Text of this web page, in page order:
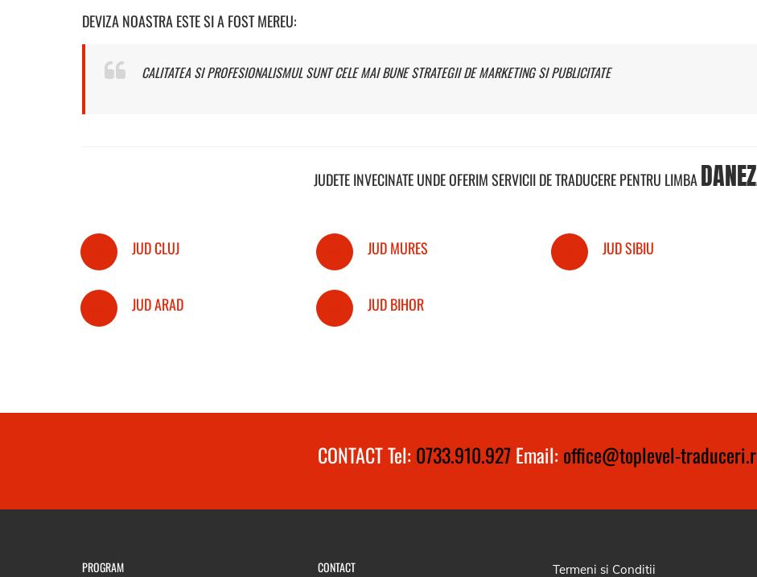
DEVIZA NOASTRA ESTE SI A FOST MEREU:
CALITATEA SI PROFESIONALISMUL SUNT CELE MAI BUNE STRATEGII DE MARKETING SI PUBLICITATE
JUDETE INVECINATE UNDE OFERIM SERVICII DE TRADUCERE PENTRU LIMBA
JUD CLUJ JUD MURES JUD SIBIU
JUD ARAD JUD BIHOR
CONTACT Tel: 0733.910.927Email: office@toplevel-
PROGRAM CONTACT Termeni si Conditii